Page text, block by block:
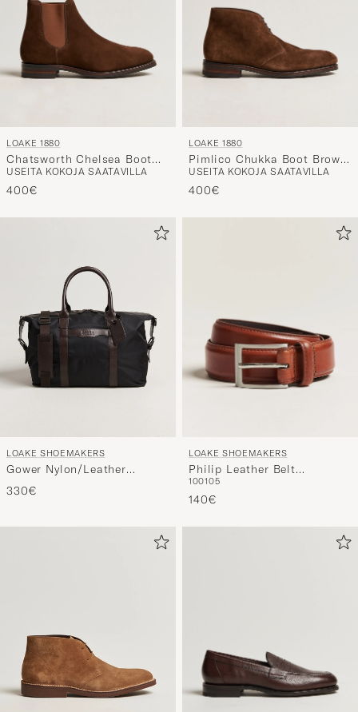
tuotteille
LOAKE 1880
Chatsworth Chelsea Boot
Tobacco Suede
USEITA KOKOJA SAATAVILLA
400€
LOAKE 1880
Pimlico Chukka Boot Brown
Suede
USEITA KOKOJA SAATAVILLA
400€
LOAKE SHOEMAKERS
Gower Nylon/Leather
Holdall Black
330€
LOAKE SHOEMAKERS
Philip Leather Belt
Mahogany
100105
140€